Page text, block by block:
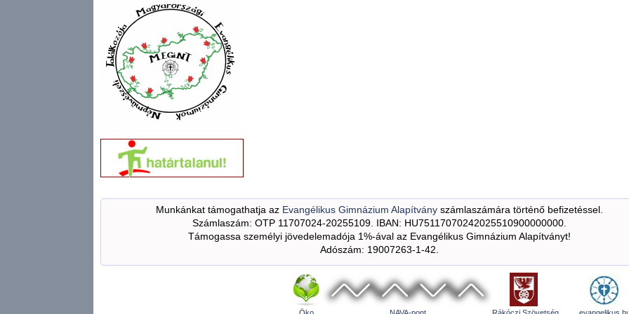
Munkánkat támogathatja az Evangélikus Gimnázium Alapítványszámlaszámára történő befizetéssel.
Számlaszám: OTP 11707024-20255109. IBAN: HU75117070242025510900000000.
Támogassa személyi jövedelemadója 1%-ával az Evangélikus Gimnázium Alapítványt!
Adószám: 19007263-1-42.